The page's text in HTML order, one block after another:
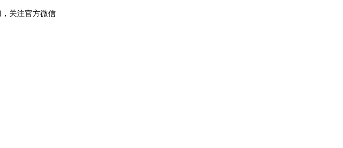
关注官方微信